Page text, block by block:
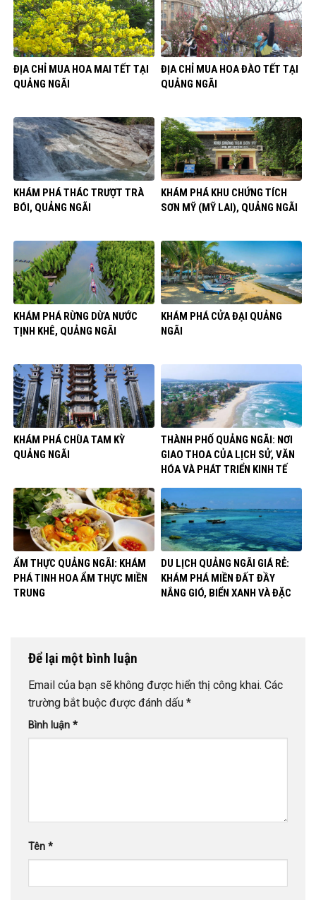
ĐỊA CHỈ MUA HOA MAI TẾT TẠI
QUẢNG NGÃI
ĐỊA CHỈ MUA HOA ĐÀO TẾT TẠI
QUẢNG NGÃI
KHÁM PHÁ THÁC TRƯỢT TRÀ
BÓI, QUẢNG NGÃI
KHÁM PHÁ KHU CHỨNG TÍCH
SƠN MỸ (MỸ LAI), QUẢNG NGÃI
KHÁM PHÁ RỪNG DỪA NƯỚC
TỊNH KHÊ, QUẢNG NGÃI
KHÁM PHÁ CỬA ĐẠI QUẢNG
NGÃI
KHÁM PHÁ CHÙA TAM KỲ
QUẢNG NGÃI
THÀNH PHỐ QUẢNG NGÃI: NƠI
GIAO THOA CỦA LỊCH SỬ, VĂN
HÓA VÀ PHÁT TRIỂN KINH TẾ
ẨM THỰC QUẢNG NGÃI: KHÁM
PHÁ TINH HOA ẨM THỰC MIỀN
TRUNG
DU LỊCH QUẢNG NGÃI GIÁ RẺ:
KHÁM PHÁ MIỀN ĐẤT ĐẦY
NẮNG GIÓ, BIỂN XANH VÀ ĐẶC
Để lại một bình luận
Email của bạn sẽ không được hiển thị công khai. Các
trường bắt buộc được đánh dấu *
Bình luận *
Tên *